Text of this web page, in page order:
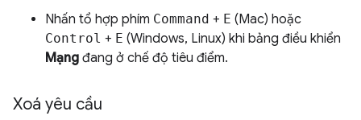
Nhấn tổ hợp phím Command + E (Mac) hoặc
Control + E (Windows, Linux) khi bảng điều khiển
Mạng đang ở chế độ tiêu điểm.
Xoá yêu cầu